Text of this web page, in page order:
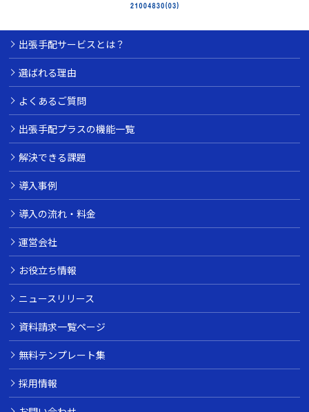
出張手配サービスとは？
選ばれる理由
よくあるご質問
出張手配プラスの機能一覧
解決できる課題
導入事例
導入の流れ・料金
運営会社
お役立ち情報
ニュースリリース
資料請求一覧ページ
無料テンプレート集
採用情報